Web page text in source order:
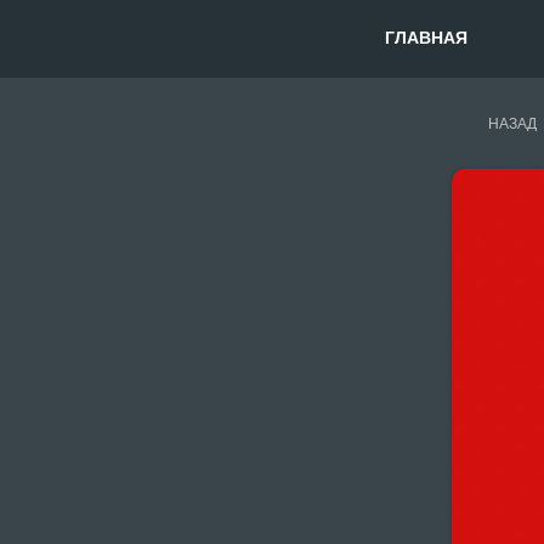
ГЛАВНАЯ
НАЗАД